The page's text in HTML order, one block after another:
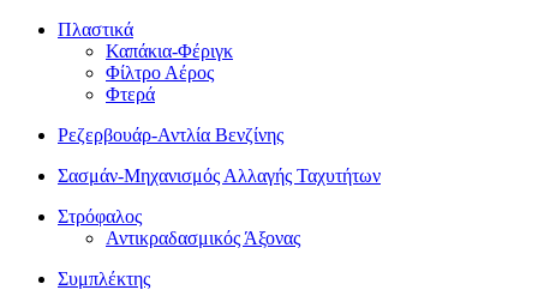
Πλαστικά
Καπάκια-Φέριγκ
Φίλτρο Αέρος
Φτερά
Ρεζερβουάρ-Αντλία Βενζίνης
Σασμάν-Μηχανισμός Αλλαγής Ταχυτήτων
Στρόφαλος
Αντικραδασμικός Άξονας
Συμπλέκτης